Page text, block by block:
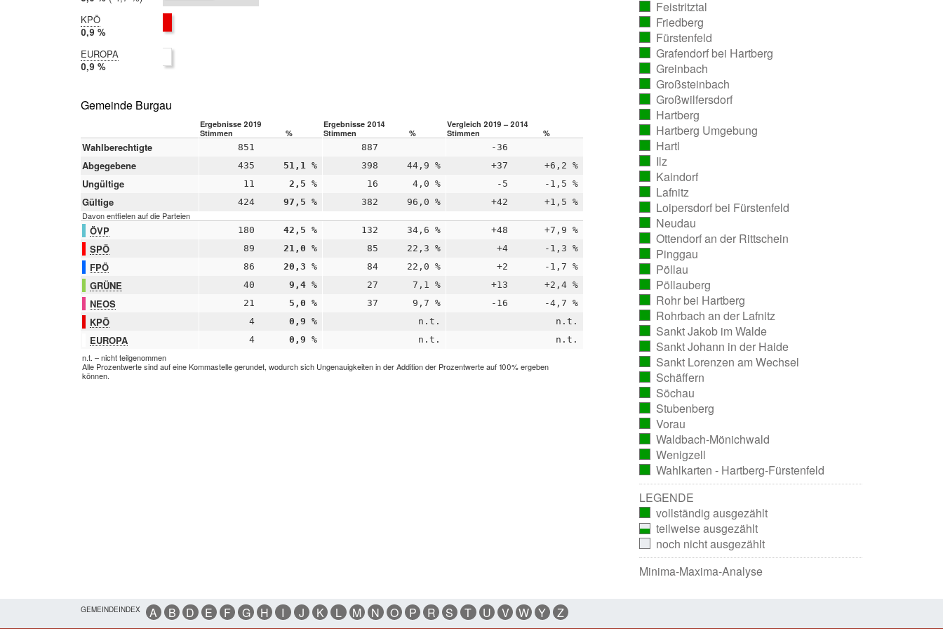
2014:
9,7 %
KPÖ
2019:
0,9 %
nicht
teilgenommen
EUROPA
2019:
0,9 %
teilgenommen
Gemeinde Burgau
Ergebnisse 2019 Ergebnisse 2014
Vergleich 2019 – 2014
Stimmen
% Stimmen % Stimmen %
Wahlberechtigte 851 887 -36
Abgegebene 435 51,1 % 398 44,9 % +37 +6,2 %
Ungültige 11 2,5 % 16 4,0 % -5 -1,5 %
Gültige 424 97,5 % 382 96,0 % +42 +1,5 %
Davon entfielen auf die Parteien
ÖVP 180 42,5 % 132 34,6 % +48 +7,9 %
SPÖ 89 21,0 % 85 22,3 % +4 -1,3 %
FPÖ 86 20,3 % 84 22,0 % +2 -1,7 %
GRÜNE 40 9,4 % 27 7,1 % +13 +2,4 %
NEOS 21 5,0 % 37 9,7 % -16 -4,7 %
KPÖ 4 0,9 % n.t. n.t.
EUROPA 4 0,9 % n.t. n.t.
n.t. – nicht teilgenommen
Alle Prozentwerte sind auf eine Kommastelle gerundet, wodurch sich Ungenauigkeiten in der Addition der Prozentwerte auf 100% ergeben
können.
ausgezählt)
Feistritztal
ausgezählt)
Friedberg
ausgezählt)
Fürstenfeld
ausgezählt)
Grafendorf bei Hartberg(vollständig
ausgezählt)
Greinbach
ausgezählt)
Großsteinbach
ausgezählt)
Großwilfersdorf
ausgezählt)
Hartberg
ausgezählt)
Hartberg Umgebung
ausgezählt)
Hartl
ausgezählt)
Ilz
ausgezählt)
Kaindorf
ausgezählt)
Lafnitz
ausgezählt)
Loipersdorf bei Fürstenfeld(vollständig
ausgezählt)
Neudau
ausgezählt)
Ottendorf an der Rittschein(vollständig
ausgezählt)
Pinggau
ausgezählt)
Pöllau
ausgezählt)
Pöllauberg
ausgezählt)
Rohr bei Hartberg
ausgezählt)
Rohrbach an der Lafnitz(vollständig
ausgezählt)
Sankt Jakob im Walde
ausgezählt)
Sankt Johann in der Haide(vollständig
ausgezählt)
Sankt Lorenzen am Wechsel
(vollständig
ausgezählt)
Schäffern
ausgezählt)
Söchau
ausgezählt)
Stubenberg
ausgezählt)
Vorau
ausgezählt)
Waldbach-Mönichwald(vollständig
ausgezählt)
Wenigzell
ausgezählt)
Wahlkarten - Hartberg-Fürstenfeld
(vollständig
ausgezählt)
LEGENDE
vollständig ausgezählt
teilweise ausgezählt
noch nicht ausgezählt
Minima-Maxima-Analyse
GEMEINDEINDEX A B D E F G H I J K L M N O P R S T U V W Y Z